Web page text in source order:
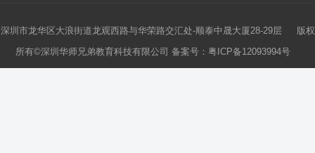
深圳市龙华区大浪街道龙观西路与华荣路交汇处-顺泰中晟大厦28-29层 版权
所有©深圳华师兄弟教育科技有限公司 备案号： 粤ICP备12093994号